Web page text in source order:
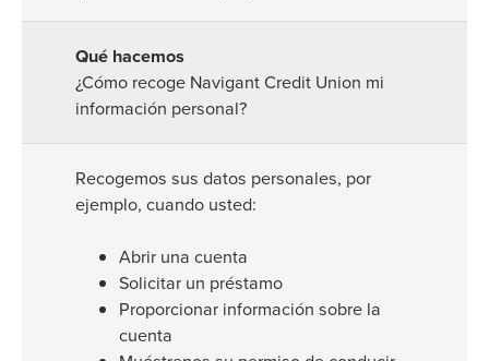
¿Cómo recoge Navigant Credit Union mi
información personal?
Recogemos sus datos personales, por
ejemplo, cuando usted:
Abrir una cuenta
Solicitar un préstamo
Proporcionar información sobre la
cuenta